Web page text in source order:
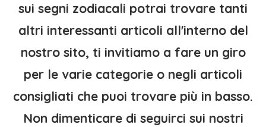
sui segni zodiacali potrai trovare tanti
altri interessanti articoli all'interno del
nostro sito, ti invitiamo a fare un giro
per le varie categorie o negli articoli
consigliati che puoi trovare più in basso.
Non dimenticare di seguirci sui nostri